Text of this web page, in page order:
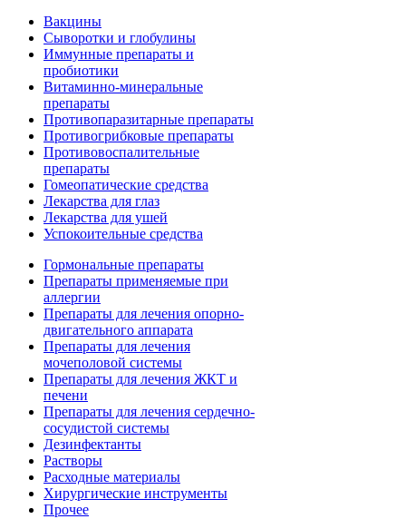
Вакцины
Сыворотки и глобулины
Иммунные препараты и
пробиотики
Витаминно-минеральные
препараты
Противопаразитарные препараты
Противогрибковые препараты
Противовоспалительные
препараты
Гомеопатические средства
Лекарства для глаз
Лекарства для ушей
Успокоительные средства
Гормональные препараты
Препараты применяемые при
аллергии
Препараты для лечения опорно-
двигательного аппарата
Препараты для лечения
мочеполовой системы
Препараты для лечения ЖКТ и
печени
Препараты для лечения сердечно-
сосудистой системы
Дезинфектанты
Растворы
Расходные материалы
Хирургические инструменты
Прочее